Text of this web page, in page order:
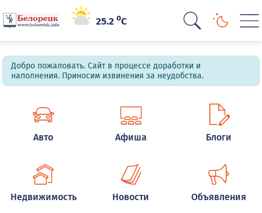
25.2oC
Добро пожаловать. Сайт в процессе доработки и
наполнения. Приносим извинения за неудобства.
Авто Афиша Блоги
Недвижимость Новости Объявления